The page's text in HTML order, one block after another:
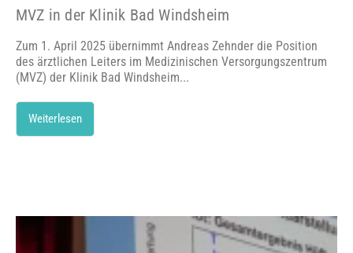
MVZ in der Klinik Bad Windsheim
Zum 1. April 2025 übernimmt Andreas Zehnder die Position
des ärztlichen Leiters im Medizinischen Versorgungszentrum
(MVZ) der Klinik Bad Windsheim...
Weiterlesen